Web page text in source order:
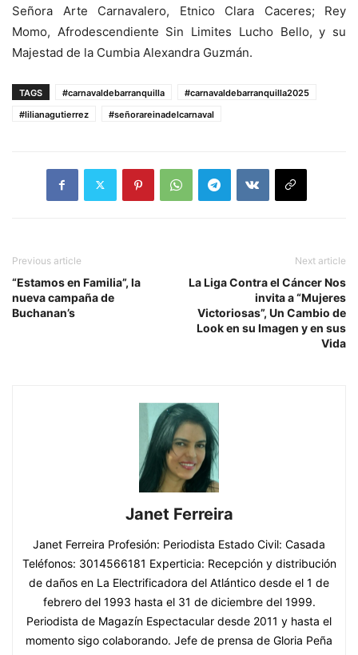
Señora Arte Carnavalero, Etnico Clara Caceres; Rey
Momo, Afrodescendiente Sin Limites Lucho Bello, y su
Majestad de la Cumbia Alexandra Guzmán.
TAGS #carnavaldebarranquilla
#carnavaldebarranquilla2025
#lilianagutierrez
#señorareinadelcarnaval
Previous article
“Estamos en Familia”, la
nueva campaña de
Buchanan’s
Next article
La Liga Contra el Cáncer Nos
invita a “Mujeres
Victoriosas”, Un Cambio de
Look en su Imagen y en sus
Vida
Janet Ferreira
Janet Ferreira Profesión: Periodista Estado Civil: Casada
Teléfonos: 3014566181 Experticia: Recepción y distribución
de daños en La Electrificadora del Atlántico desde el 1 de
febrero del 1993 hasta el 31 de diciembre del 1999.
Periodista de Magazín Espectacular desde 2011 y hasta el
momento sigo colaborando. Jefe de prensa de Gloria Peña